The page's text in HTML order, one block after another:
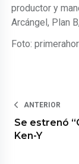
productor y
Arcángel, Plan
Foto:
ANTERIOR
Se estrenó
Ken-Y